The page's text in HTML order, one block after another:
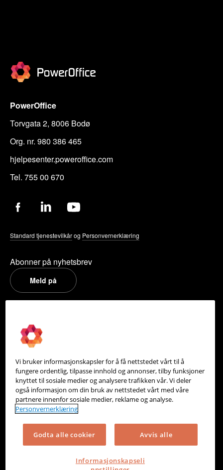
PowerOffice
Torvgata 2, 8006 Bodø
Org. nr. 980 386 465
hjelpesenter.poweroffice.com
Tel. 755 00 670
Standard tjenestevilkårog Personvernerklæring
Abonner på nyhetsbrev
Meld på
Om oss
Partneroversikt
Integrasjoner
Hjelpesenter
Kontakt oss
Personvern
Informasjonskapsler
Vi bruker informasjonskapsler for å få nettstedet vårt til å
fungere ordentlig, tilpasse innhold og annonser, tilby funksjoner
knyttet til sosiale medier og analysere trafikken vår. Vi deler
også informasjon om din bruk av nettstedet vårt med våre
partnere innenfor sosiale medier, reklame og analyse.
Personvernerklæring
Godta alle cookier Avvis alle
Informasjonskapseli